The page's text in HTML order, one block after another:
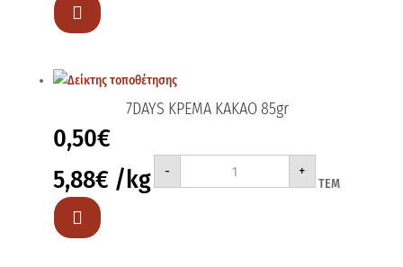

7DAYS ΚΡΕΜΑ ΚΑΚΑΟ 85gr
0,50€
5,88€ /kg -
7DAYS
ΚΑΚΑΟ
+
ΤΕΜ
